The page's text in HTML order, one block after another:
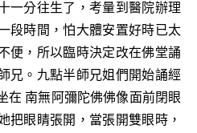
一分往生了，考量到醫院辦理
段時間，怕大體安置好時已太
便，所以臨時決定改在佛堂誦
兄。九點半師兄姐們開始誦經
在 南無阿彌陀佛佛像面前閉眼
把眼睛張開，當張開雙眼時，